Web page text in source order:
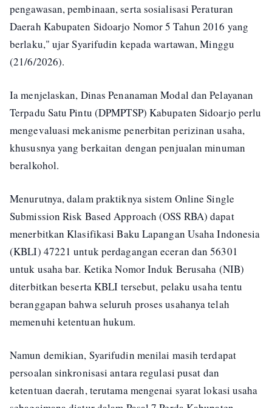
pengawasan, pembinaan, serta sosialisasi Peraturan
Daerah Kabupaten Sidoarjo Nomor 5 Tahun 2016 yang
berlaku," ujar Syarifudin kepada wartawan, Minggu
(21/6/2026).
Ia menjelaskan, Dinas Penanaman Modal dan Pelayanan
Terpadu Satu Pintu (DPMPTSP) Kabupaten Sidoarjo perlu
mengevaluasi mekanisme penerbitan perizinan usaha,
khususnya yang berkaitan dengan penjualan minuman
beralkohol.
Menurutnya, dalam praktiknya sistem Online Single
Submission Risk Based Approach (OSS RBA) dapat
menerbitkan Klasifikasi Baku Lapangan Usaha Indonesia
(KBLI) 47221 untuk perdagangan eceran dan 56301
untuk usaha bar. Ketika Nomor Induk Berusaha (NIB)
diterbitkan beserta KBLI tersebut, pelaku usaha tentu
beranggapan bahwa seluruh proses usahanya telah
memenuhi ketentuan hukum.
Namun demikian, Syarifudin menilai masih terdapat
persoalan sinkronisasi antara regulasi pusat dan
ketentuan daerah, terutama mengenai syarat lokasi usaha